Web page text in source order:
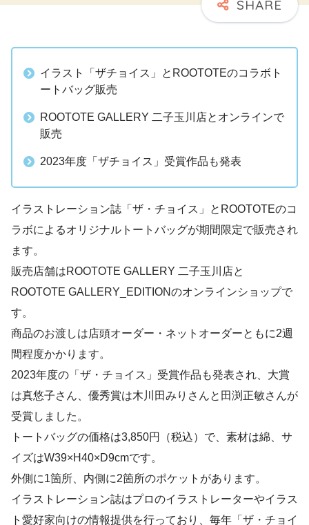
イラスト「ザチョイス」とROOTOTEのコラボト
ートバッグ販売
ROOTOTE GALLERY 二子玉川店とオンラインで
販売
2023年度「ザチョイス」受賞作品も発表
イラストレーション誌「ザ・チョイス」とROOTOTEのコ
ラボによるオリジナルトートバッグが期間限定で販売され
ます。
販売店舗はROOTOTE GALLERY 二子玉川店と
ROOTOTE GALLERY_EDITIONのオンラインショップで
す。
商品のお渡しは店頭オーダー・ネットオーダーともに2週
間程度かかります。
2023年度の「ザ・チョイス」受賞作品も発表され、大賞
は真悠子さん、優秀賞は木川田みりさんと田渕正敏さんが
受賞しました。
トートバッグの価格は3,850円（税込）で、素材は綿、サ
イズはW39×H40×D9cmです。
外側に1箇所、内側に2箇所のポケットがあります。
イラストレーション誌はプロのイラストレーターやイラス
ト愛好家向けの情報提供を行っており、毎年「ザ・チョイ